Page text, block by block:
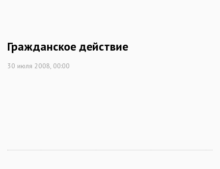
Гражданское действие
30 июля 2008, 00:00